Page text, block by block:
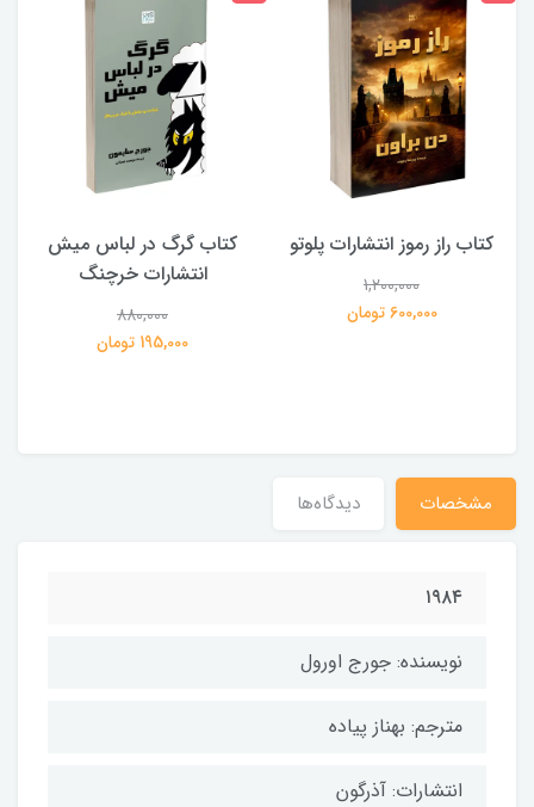
کتاب راز رموز انتشارات پلوتو
1,200,000
600,000 تومان
کتاب گرگ در لباس میش
انتشارات خرچنگ
880,000
195,000 تومان
مشخصات دیدگاه‌ها
۱۹۸۴
نویسنده: جورج اورول
مترجم: بهناز پیاده
انتشارات: آذرگون